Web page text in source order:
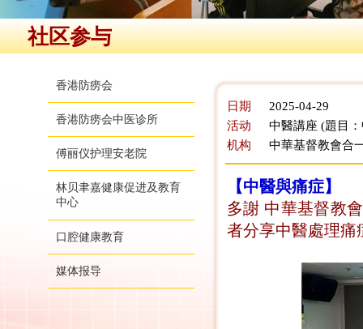
社区参与
香港防痨会
香港防痨会中医诊所
傅丽仪护理安老院
林贝聿嘉健康促进及教育
中心
口腔健康教育
媒体报导
日期
2025-04-29
活动
中醫講座 (題目
机构
中華基督教會合
【中醫與痛症】
多謝 中華基督教
者分享中醫處理痛